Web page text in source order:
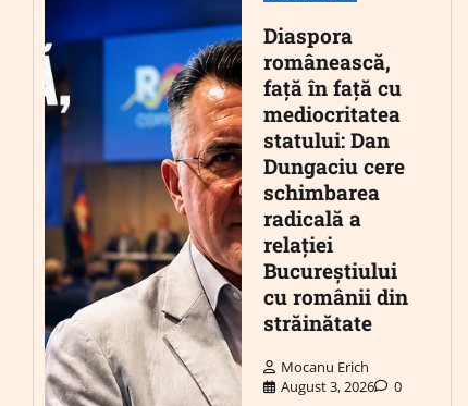
Diaspora
românească,
față în față cu
mediocritatea
statului: Dan
Dungaciu cere
schimbarea
radicală a
relației
Bucureștiului
cu românii din
străinătate
Mocanu Erich
August 3, 2026
0